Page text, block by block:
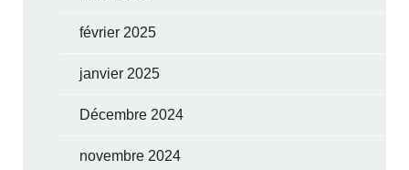
février 2025
janvier 2025
Décembre 2024
novembre 2024